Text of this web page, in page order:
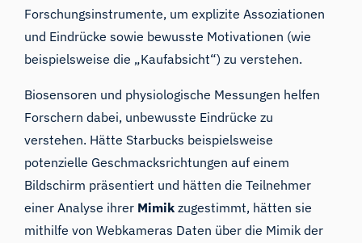
Forschungsinstrumente, um explizite Assoziationen
und Eindrücke sowie bewusste Motivationen (wie
beispielsweise die „Kaufabsicht“) zu verstehen.
Biosensoren und physiologische Messungen helfen
Forschern dabei, unbewusste Eindrücke zu
verstehen. Hätte Starbucks beispielsweise
potenzielle Geschmacksrichtungen auf einem
Bildschirm präsentiert und hätten die Teilnehmer
einer Analyse ihrer Mimik zugestimmt, hätten sie
mithilfe von Webkameras Daten über die Mimik der